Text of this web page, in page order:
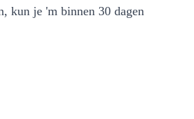
kun je 'm binnen 30 dagen